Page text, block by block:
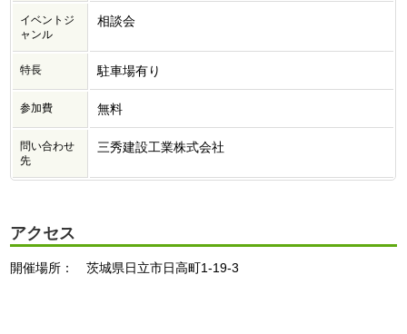
イベントジ
ャンル
相談会
特長 駐車場有り
参加費 無料
問い合わせ
先
三秀建設工業株式会社
アクセス
開催場所： 茨城県日立市日高町1-19-3